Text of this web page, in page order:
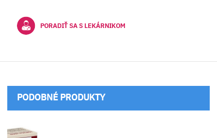
PORADIŤ SA S LEKÁRNIKOM
PODOBNÉ PRODUKTY